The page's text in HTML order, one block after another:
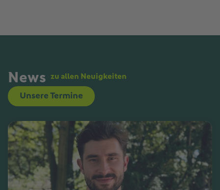
News zu allen Neuigkeiten
Unsere Termine